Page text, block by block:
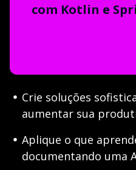
com Kotlin e
Crie soluções
aumentar sua
Aplique o que
documentando uma